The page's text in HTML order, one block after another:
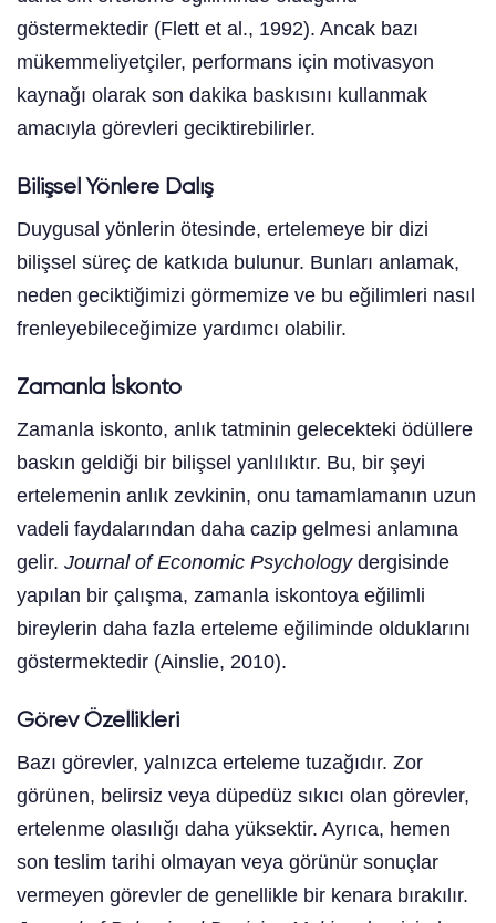
göstermektedir (Flett et al., 1992). Ancak bazı
mükemmeliyetçiler, performans için motivasyon
kaynağı olarak son dakika baskısını kullanmak
amacıyla görevleri geciktirebilirler.
Bilişsel Yönlere Dalış
Duygusal yönlerin ötesinde, ertelemeye bir dizi
bilişsel süreç de katkıda bulunur. Bunları anlamak,
neden geciktiğimizi görmemize ve bu eğilimleri nasıl
frenleyebileceğimize yardımcı olabilir.
Zamanla İskonto
Zamanla iskonto, anlık tatminin gelecekteki ödüllere
baskın geldiği bir bilişsel yanlılıktır. Bu, bir şeyi
ertelemenin anlık zevkinin, onu tamamlamanın uzun
vadeli faydalarından daha cazip gelmesi anlamına
gelir. Journal of Economic Psychologydergisinde
yapılan bir çalışma, zamanla iskontoya eğilimli
bireylerin daha fazla erteleme eğiliminde olduklarını
göstermektedir (Ainslie, 2010).
Görev Özellikleri
Bazı görevler, yalnızca erteleme tuzağıdır. Zor
görünen, belirsiz veya düpedüz sıkıcı olan görevler,
ertelenme olasılığı daha yüksektir. Ayrıca, hemen
son teslim tarihi olmayan veya görünür sonuçlar
vermeyen görevler de genellikle bir kenara bırakılır.